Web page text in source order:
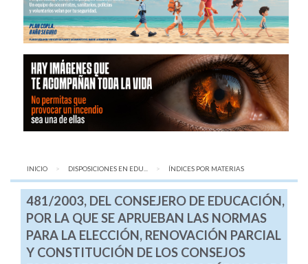
INICIO DISPOSICIONES EN EDU... AQUÍ:
ÍNDICES POR MATERIAS
481/2003, DEL CONSEJERO DE EDUCACIÓN,
POR LA QUE SE APRUEBAN LAS NORMAS
PARA LA ELECCIÓN, RENOVACIÓN PARCIAL
Y CONSTITUCIÓN DE LOS CONSEJOS